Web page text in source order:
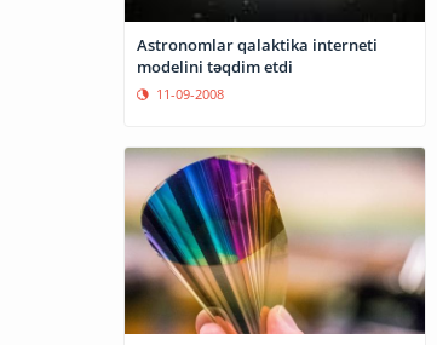
Astronomlar qalaktika interneti
modelini təqdim etdi
11-09-2008